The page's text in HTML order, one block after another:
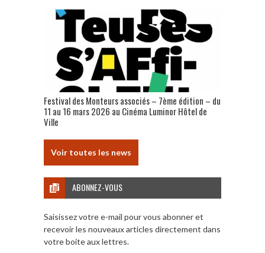
Festival des Monteurs associés – 7ème édition – du
11 au 16 mars 2026 au Cinéma Luminor Hôtel de
Ville
Voir toutes les news
ABONNEZ-VOUS
Saisissez votre e-mail pour vous abonner et
recevoir les nouveaux articles directement dans
votre boite aux lettres.